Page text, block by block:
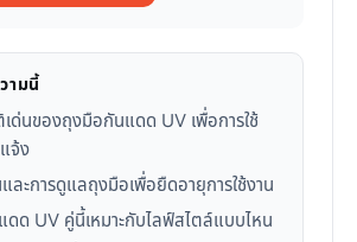
ามนี้
นของถุงมือกันแดด UV เพื่อการใช้
จ้ง
และการดูแลถุงมือเพื่อยืดอายุการใช้งาน
ด UV คู่นี้เหมาะกับไลฟ์สไตล์แบบไหน